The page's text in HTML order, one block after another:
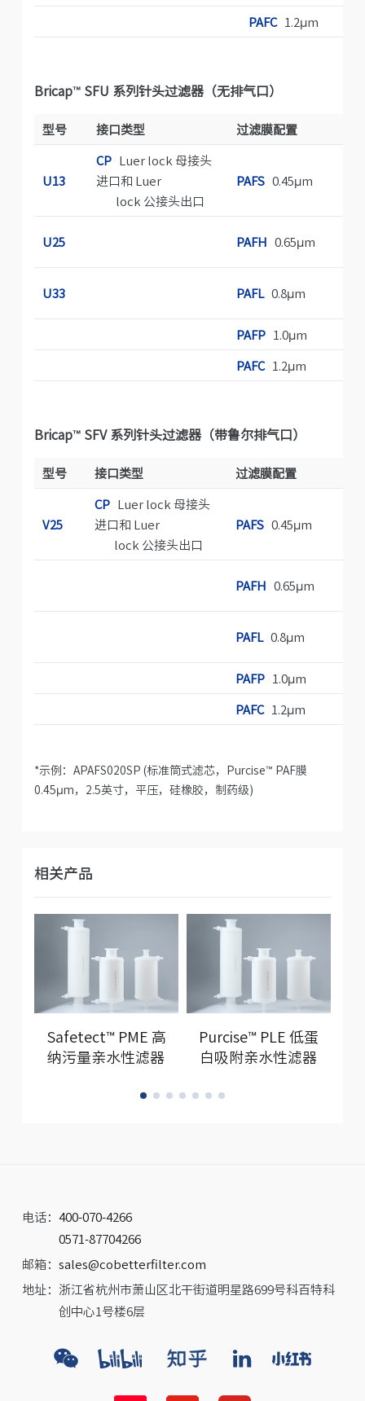
PAFC1.2μm
Bricap™ SFU 系列针头过滤器（无排气口）
型号 接口类型 过滤膜配置
U13
CPLuer lock 母接头
进口和 Luer
lock 公接头出口
PAFS0.45μm
U25 PAFH 0.65μm
U33 PAFL0.8μm
PAFP1.0μm
PAFC1.2μm
Bricap™ SFV 系列针头过滤器（带鲁尔排气口）
型号 接口类型 过滤膜配置
V25
CPLuer lock 母接头
进口和 Luer
lock 公接头出口
PAFS0.45μm
PAFH 0.65μm
PAFL0.8μm
PAFP1.0μm
PAFC1.2μm
*示例：APAFS020SP (标准筒式滤芯，Purcise™ PAF膜
0.45µm，2.5英寸，平压，硅橡胶，制药级)
相关产品
Safetect™ PME 高
纳污量亲水性滤器
Purcise™ PLE 低蛋
白吸附亲水性滤器
电话： 400-070-4266
0571-87704266
邮箱： sales@cobetterfilter.com
地址： 浙江省杭州市萧山区北干街道明星路699号科百特科
创中心1号楼6层